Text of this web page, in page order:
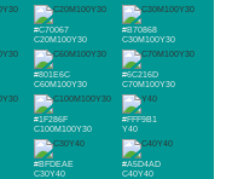
#C70067
C20M100Y30
#B70868
C30M100Y30
#801E6C
C60M100Y30
#6C216D
C70M100Y30
#1F286F
C100M100Y30
#FFF9B1
Y40
#BFDEAE
C30Y40
#A5D4AD
C40Y40